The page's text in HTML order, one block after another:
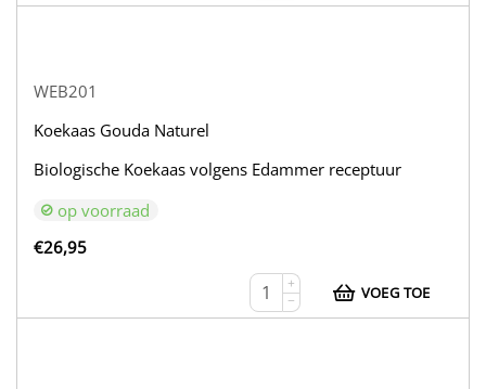
WEB201
Koekaas Gouda Naturel
Biologische Koekaas volgens Edammer receptuur
op voorraad
€26,95
+
−
VOEG TOE